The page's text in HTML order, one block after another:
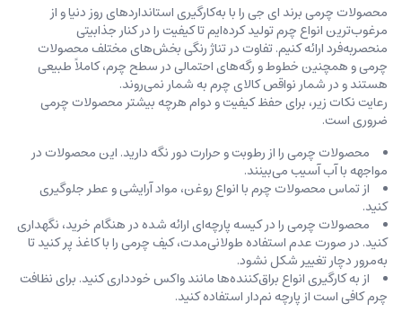
محصولات چرمی برند ای جی را با به‌کارگیری استانداردهای روز دنیا و از
مرغوب‌ترین انواع چرم تولید کرده‌ایم تا کیفیت را در کنار جذابیتی
منحصربه‌فرد ارائه کنیم. تفاوت در تناژ رنگی بخش‌های مختلف محصولات
چرمی و همچنین خطوط و رگه‌‌های احتمالی در سطح چرم، کاملاً طبیعی
هستند و در شمار نواقص کالای چرم به شمار نمی‌روند.
رعایت نکات زیر، برای حفظ کیفیت و دوام هرچه بیشتر محصولات چرمی
ضروری است.
محصولات چرمی را از رطوبت و حرارت دور نگه دارید. این محصولات در
مواجهه با آب آسیب می‌بینند.
از تماس محصولات چرم با انواع روغن‌، مواد آرایشی و عطر جلوگیری
کنید.
محصولات چرمی را در کیسه‌ پارچه‌ای ارائه شده در هنگام خرید، ‌نگهداری
کنید. در صورت عدم استفاده طولانی‌مدت، کیف‌ چرمی را با کاغذ پر کنید تا
به‌مرور دچار تغییر شکل نشود.
از به کارگیری انواع براق‌کننده‌ها مانند واکس خودداری کنید. برای نظافت
چرم کافی است از پارچه‌ نم‌دار استفاده کنید.